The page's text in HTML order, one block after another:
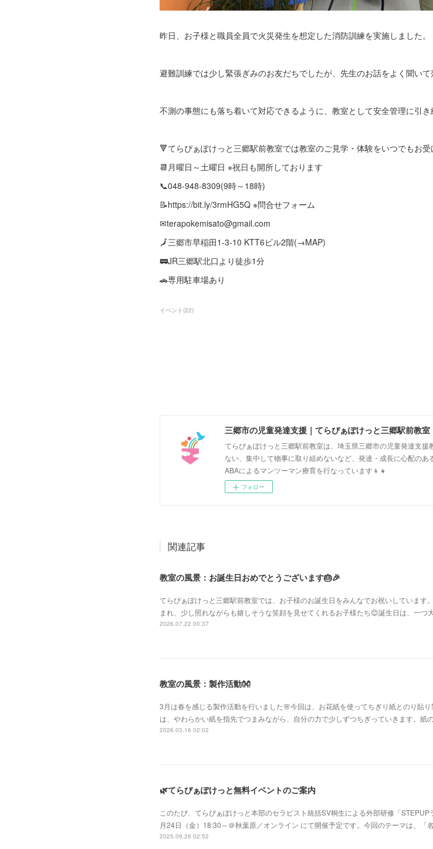
昨日、お子様と職員全員で火災発生を想定した消防訓練を実施しました。
避難訓練では少し緊張ぎみのお友だちでしたが、先生のお話をよく聞い
不測の事態にも落ち着いて対応できるように、教室として安全管理に引き
🔻てらぴぁぽけっと三郷駅前教室では教室のご見学・体験をいつでもお
📆月曜日～土曜日 ※祝日も開所しております
📞048-948-8309(9時～18時)
📝https://bit.ly/3rmHG5Q ※問合せフォーム
✉terapokemisato@gmail.com
🗾三郷市早稲田1-3-10 KTT6ビル2階(→MAP)
🚃JR三郷駅北口より徒歩1分
🚗専用駐車場あり
イベント (22)
三郷市の児童発達支援｜てらぴぁぽけっと三郷駅前教室
てらぴぁぽけっと三郷駅前教室は、埼玉県三郷市の児童発達支
ない、集中して物事に取り組めないなど、発達・成長に心配のあ
ABAによるマンツーマン療育を行なっています👦👧
フォロー
関連記事
教室の風景：お誕生日おめでとうございます🎂🎉
てらぴぁぽけっと三郷駅前教室では、お子様のお誕生日をみんなでお祝いしています
まれ、少し照れながらも嬉しそうな笑顔を見せてくれるお子様たち😊誕生日は、一つ
2026.07.22 00:37
教室の風景：製作活動👐
3月は春を感じる製作活動を行いました🌸今回は、お花紙を使ってちぎり紙とのり貼
は、やわらかい紙を指先でつまみながら、自分の力で少しずつちぎっていきます。紙
2026.03.16 02:02
🌿てらぴぁぽけっと無料イベントのご案内
このたび、てらぴぁぽけっと本部のセラピスト統括SV桐生による外部研修「
月24日（金）18:30～＠秋葉原／オンライン にて開催予定です。今回のテーマは、「
2025.09.26 02:52